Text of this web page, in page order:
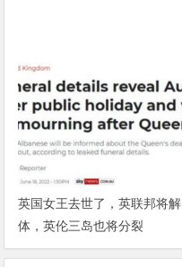
英国女王去世了，英联邦将解
体，英伦三岛也将分裂